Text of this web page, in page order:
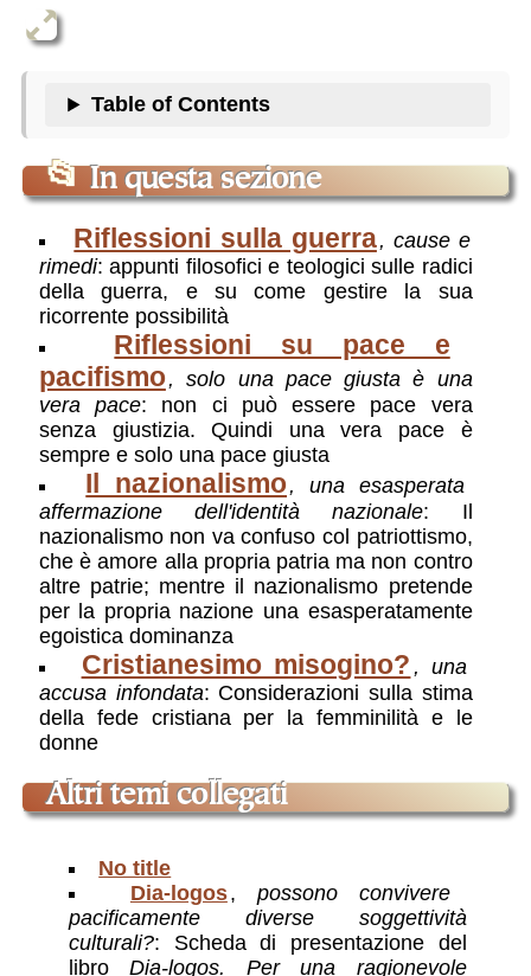
Table of Contents
📂 In questa sezione
Riflessioni sulla guerra, cause e
rimedi: appunti filosofici e teologici sulle radici
della guerra, e su come gestire la sua
ricorrente possibilità
Riflessioni su pace e
pacifismo, solo una pace giusta è una
vera pace: non ci può essere pace vera
senza giustizia. Quindi una vera pace è
sempre e solo una pace giusta
Il nazionalismo, una esasperata
affermazione dell'identità nazionale: Il
nazionalismo non va confuso col patriottismo,
che è amore alla propria patria ma non contro
altre patrie; mentre il nazionalismo pretende
per la propria nazione una esasperatamente
egoistica dominanza
Cristianesimo misogino? , una
accusa infondata: Considerazioni sulla stima
della fede cristiana per la femminilità e le
donne
altri temi collegati
Dia-logos,possono convivere
pacificamente diverse soggettività
culturali?: Scheda di presentazione del
libroDia-logos. Per una ragionevole
No title